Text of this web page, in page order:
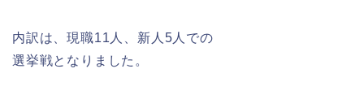
内訳は、現職11人、新人5人での
選挙戦となりました。